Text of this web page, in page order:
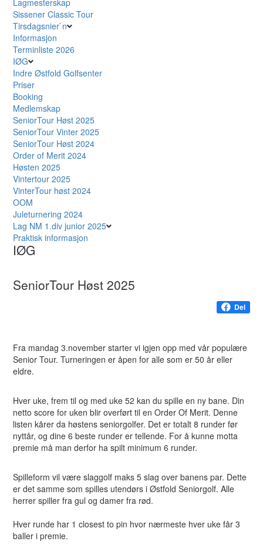
Sissener Classic Tour
Tirsdagsnier`n
Informasjon
Terminliste 2026
IØG
Indre Østfold Golfsenter
Priser
Booking
Medlemskap
SeniorTour Høst 2025
SeniorTour Vinter 2025
SeniorTour Høst 2024
Order of Merit 2024
Høsten 2025
Vintertour 2025
VinterTour høst 2024
OOM
Juleturnering 2024
Lag NM 1.div junior 2025
Praktisk informasjon
IØG
SeniorTour Høst 2025
Del
Fra mandag 3.november starter vi igjen opp med vår populære
Senior Tour. Turneringen er åpen for alle som er 50 år eller
eldre.
Hver uke, frem til og med uke 52 kan du spille en ny bane. Din
netto score for uken blir overført til en Order Of Merit. Denne
listen kårer da høstens seniorgolfer. Det er totalt 8 runder før
nyttår, og dine 6 beste runder er tellende. For å kunne motta
premie må man derfor ha spilt minimum 6 runder.
Spilleform vil være slaggolf maks 5 slag over banens par. Dette
er det samme som spilles utendørs i Østfold Seniorgolf. Alle
herrer spiller fra gul og damer fra rød.
Hver runde har 1 closest to pin hvor nærmeste hver uke får 3
baller i premie.